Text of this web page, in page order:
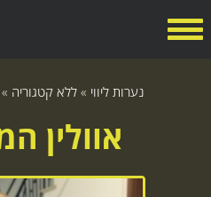
נערות ליווי » ללא קטגוריה »
אוולין